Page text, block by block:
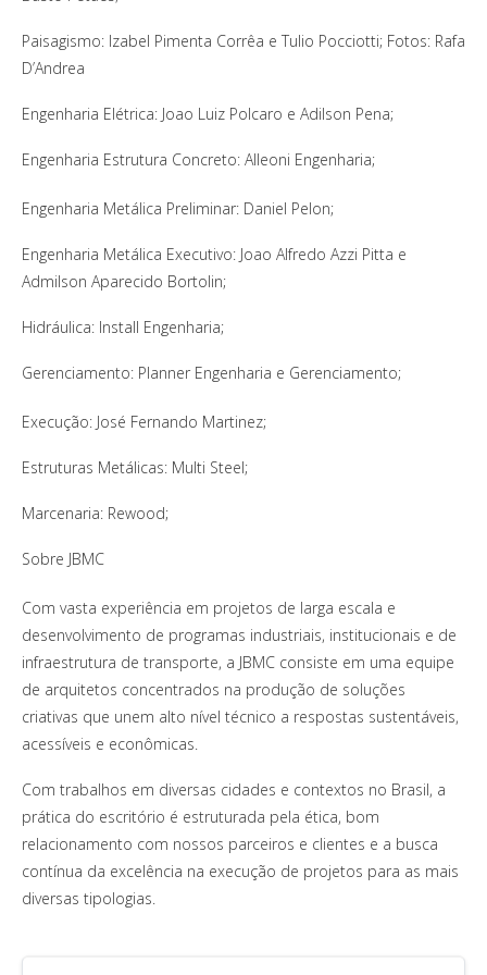
Paisagismo: Izabel Pimenta Corrêa e Tulio Pocciotti; Fotos: Rafa
D’Andrea
Engenharia Elétrica: Joao Luiz Polcaro e Adilson Pena;
Engenharia Estrutura Concreto: Alleoni Engenharia;
Engenharia Metálica Preliminar: Daniel Pelon;
Engenharia Metálica Executivo: Joao Alfredo Azzi Pitta e
Admilson Aparecido Bortolin;
Hidráulica: Install Engenharia;
Gerenciamento: Planner Engenharia e Gerenciamento;
Execução: José Fernando Martinez;
Estruturas Metálicas: Multi Steel;
Marcenaria: Rewood;
Sobre JBMC
Com vasta experiência em projetos de larga escala e
desenvolvimento de programas industriais, institucionais e de
infraestrutura de transporte, a JBMC consiste em uma equipe
de arquitetos concentrados na produção de soluções
criativas que unem alto nível técnico a respostas sustentáveis,
acessíveis e econômicas.
Com trabalhos em diversas cidades e contextos no Brasil, a
prática do escritório é estruturada pela ética, bom
relacionamento com nossos parceiros e clientes e a busca
contínua da excelência na execução de projetos para as mais
diversas tipologias.